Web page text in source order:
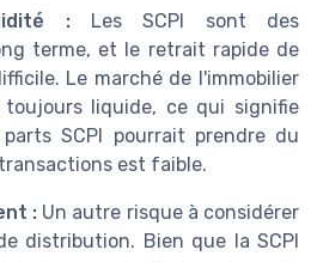
:Les SCPI sont des
terme, et le retrait rapide de
Le marché de l'immobilier
toujours liquide, ce qui signifie
SCPI pourrait prendre du
est faible.
:Un autre risque à considérer
distribution. Bien que la SCPI